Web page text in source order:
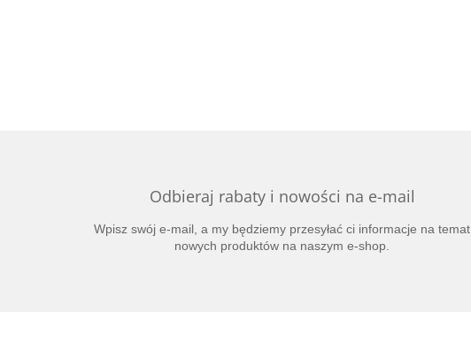
Odbieraj rabaty i nowości na e-mail
Wpisz swój e-mail, a my będziemy przesyłać ci informacje na temat
nowych produktów na naszym e-shop.